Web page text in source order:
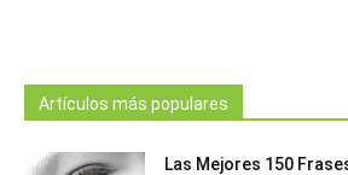
Artículos más populares
Las Mejores 150